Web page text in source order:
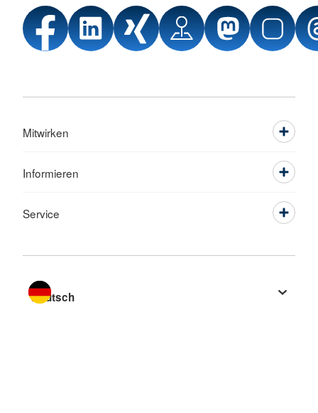
Mitwirken
Informieren
Service
Sprache wechseln zu